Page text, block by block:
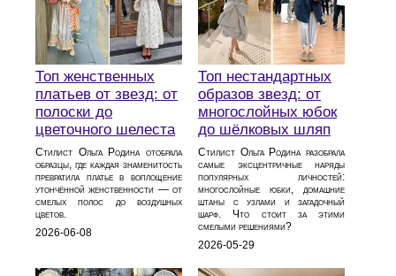
Топ женственных
платьев от звезд: от
полоски до
цветочного шелеста
Стилист Ольга Родина отобрала
образцы, где каждая знаменитость
превратила платье в воплощение
утончённой женственности — от
смелых полос до воздушных
цветов.
2026-06-08
Топ нестандартных
образов звезд: от
многослойных юбок
до шёлковых шляп
Стилист Ольга Родина разобрала
самые эксцентричные наряды
популярных личностей:
многослойные юбки, домашние
штаны с узлами и загадочный
шарф. Что стоит за этими
смелыми решениями?
2026-05-29